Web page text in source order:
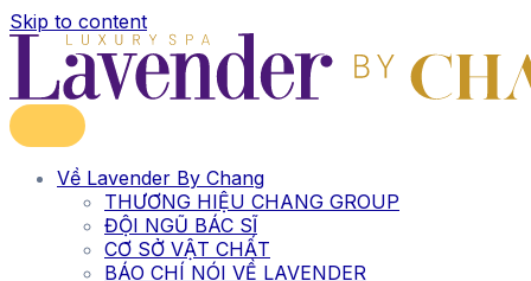
Skip to content
Về Lavender By Chang
THƯƠNG HIỆU CHANG GROUP
ĐỘI NGŨ BÁC SĨ
CƠ SỞ VẬT CHẤT
BÁO CHÍ NÓI VỀ LAVENDER